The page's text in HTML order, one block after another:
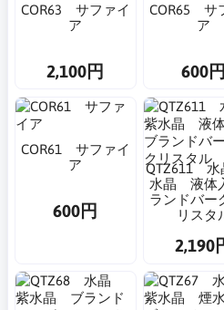
COR63 サファイ
ア
2,100円
COR65 サ
ア
600円
COR61 サファイ
ア
600円
QTZ611
水晶 液体
ランドバー
リスタ
2,190